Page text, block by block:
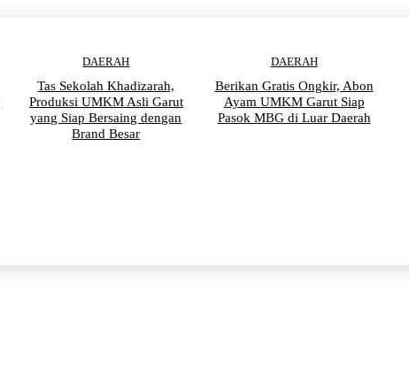
DAERAH
Tas Sekolah Khadizarah,
Produksi UMKM Asli Garut
yang Siap Bersaing dengan
Brand Besar
DAERAH
Berikan Gratis Ongkir, Abon
Ayam UMKM Garut Siap
Pasok MBG di Luar Daerah